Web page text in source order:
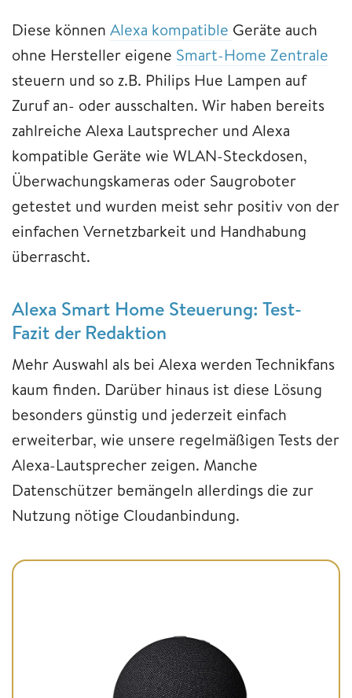
Diese können Alexa kompatible Geräte auch
ohne Hersteller eigene Smart-Home Zentrale
steuern und so z.B. Philips Hue Lampen auf
Zuruf an- oder ausschalten. Wir haben bereits
zahlreiche Alexa Lautsprecher und Alexa
kompatible Geräte wie WLAN-Steckdosen,
Überwachungskameras oder Saugroboter
getestet und wurden meist sehr positiv von der
einfachen Vernetzbarkeit und Handhabung
überrascht.
Alexa Smart Home Steuerung: Test-
Fazit der Redaktion
Mehr Auswahl als bei Alexa werden Technikfans
kaum finden. Darüber hinaus ist diese Lösung
besonders günstig und jederzeit einfach
erweiterbar, wie unsere regelmäßigen Tests der
Alexa-Lautsprecher zeigen. Manche
Datenschützer bemängeln allerdings die zur
Nutzung nötige Cloudanbindung.